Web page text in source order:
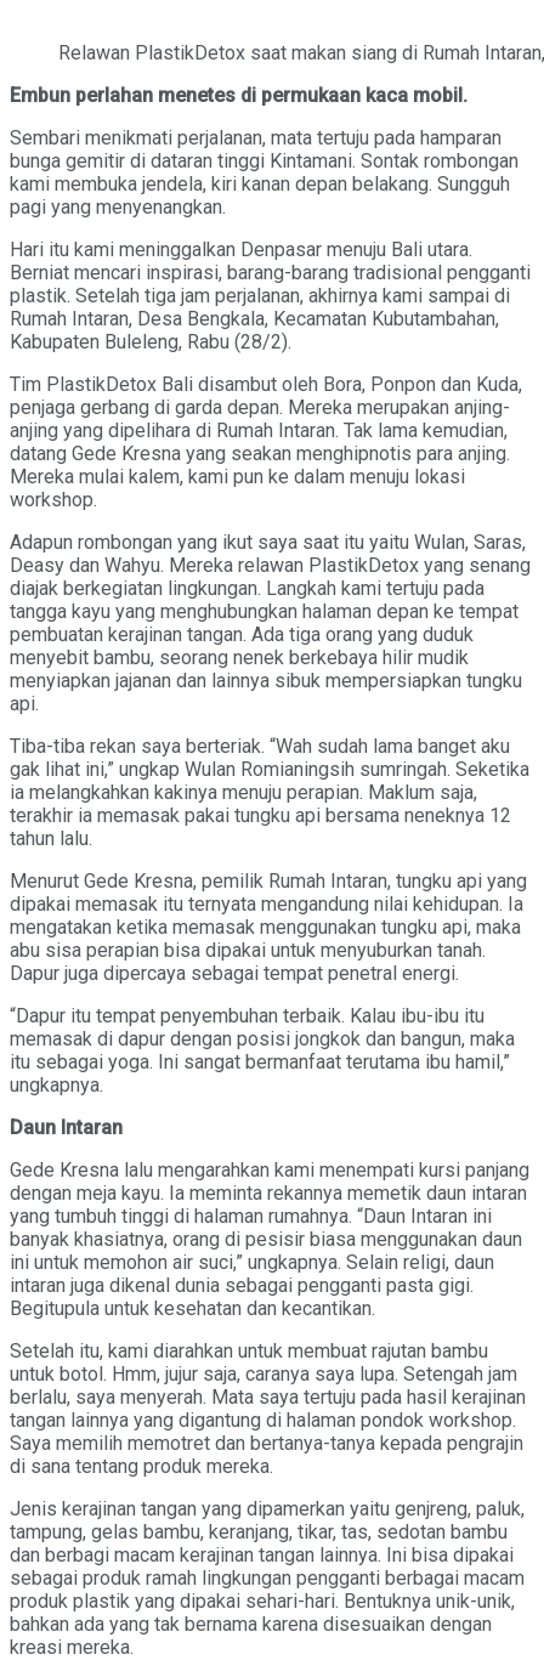
Relawan PlastikDetox saat makan siang di Rumah
Embun perlahan menetes di permukaan kaca mobil.
Sembari menikmati perjalanan, mata tertuju pada hamparan
bunga gemitir di dataran tinggi Kintamani. Sontak rombongan
kami membuka jendela, kiri kanan depan belakang. Sungguh
pagi yang menyenangkan.
Hari itu kami meninggalkan Denpasar menuju Bali utara.
Berniat mencari inspirasi, barang-barang tradisional pengganti
plastik. Setelah tiga jam perjalanan, akhirnya kami sampai di
Rumah Intaran, Desa Bengkala, Kecamatan Kubutambahan,
Kabupaten Buleleng, Rabu (28/2).
Tim PlastikDetox Bali disambut oleh Bora, Ponpon dan Kuda,
penjaga gerbang di garda depan. Mereka merupakan anjing-
anjing yang dipelihara di Rumah Intaran. Tak lama kemudian,
datang Gede Kresna yang seakan menghipnotis para anjing.
Mereka mulai kalem, kami pun ke dalam menuju lokasi
workshop.
Adapun rombongan yang ikut saya saat itu yaitu Wulan, Saras,
Deasy dan Wahyu. Mereka relawan PlastikDetox yang senang
diajak berkegiatan lingkungan. Langkah kami tertuju pada
tangga kayu yang menghubungkan halaman depan ke tempat
pembuatan kerajinan tangan. Ada tiga orang yang duduk
menyebit bambu, seorang nenek berkebaya hilir mudik
menyiapkan jajanan dan lainnya sibuk mempersiapkan tungku
api.
Tiba-tiba rekan saya berteriak. “Wah sudah lama banget aku
gak lihat ini,” ungkap Wulan Romianingsih sumringah. Seketika
ia melangkahkan kakinya menuju perapian. Maklum saja,
terakhir ia memasak pakai tungku api bersama neneknya 12
tahun lalu.
Menurut Gede Kresna, pemilik Rumah Intaran, tungku api yang
dipakai memasak itu ternyata mengandung nilai kehidupan. Ia
mengatakan ketika memasak menggunakan tungku api, maka
abu sisa perapian bisa dipakai untuk menyuburkan tanah.
Dapur juga dipercaya sebagai tempat penetral energi.
“Dapur itu tempat penyembuhan terbaik. Kalau ibu-ibu itu
memasak di dapur dengan posisi jongkok dan bangun, maka
itu sebagai yoga. Ini sangat bermanfaat terutama ibu hamil,”
ungkapnya.
Daun Intaran
Gede Kresna lalu mengarahkan kami menempati kursi panjang
dengan meja kayu. Ia meminta rekannya memetik daun intaran
yang tumbuh tinggi di halaman rumahnya. “Daun Intaran ini
banyak khasiatnya, orang di pesisir biasa menggunakan daun
ini untuk memohon air suci,” ungkapnya. Selain religi, daun
intaran juga dikenal dunia sebagai pengganti pasta gigi.
Begitupula untuk kesehatan dan kecantikan.
Setelah itu, kami diarahkan untuk membuat rajutan bambu
untuk botol. Hmm, jujur saja, caranya saya lupa. Setengah jam
berlalu, saya menyerah. Mata saya tertuju pada hasil kerajinan
tangan lainnya yang digantung di halaman pondok workshop.
Saya memilih memotret dan bertanya-tanya kepada pengrajin
di sana tentang produk mereka.
Jenis kerajinan tangan yang dipamerkan yaitu genjreng, paluk,
tampung, gelas bambu, keranjang, tikar, tas, sedotan bambu
dan berbagi macam kerajinan tangan lainnya. Ini bisa dipakai
sebagai produk ramah lingkungan pengganti berbagai macam
produk plastik yang dipakai sehari-hari. Bentuknya unik-unik,
bahkan ada yang tak bernama karena disesuaikan dengan
kreasi mereka.